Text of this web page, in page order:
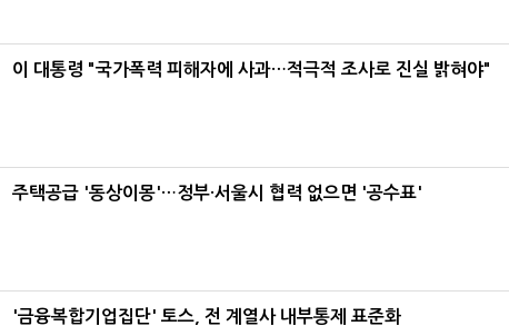
이 대통령 "국가폭력 피해자에 사과…적극적 조사로 진실 밝혀야"
주택공급 '동상이몽'…정부·서울시 협력 없으면 '공수표'
'금융복합기업집단' 토스, 전 계열사 내부통제 표준화